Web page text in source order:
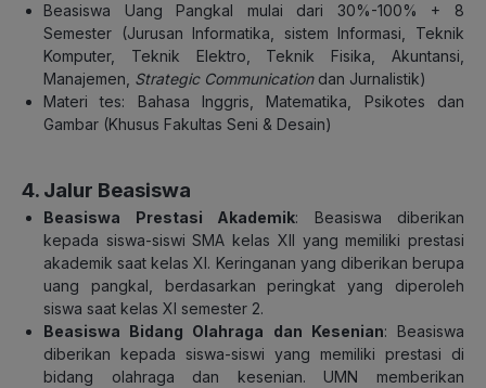
Beasiswa Uang Pangkal mulai dari 30%-100% + 8
Semester (Jurusan Informatika, sistem Informasi, Teknik
Komputer, Teknik Elektro, Teknik Fisika, Akuntansi,
Manajemen, Strategic Communicationdan Jurnalistik)
Materi tes: Bahasa Inggris, Matematika, Psikotes dan
Gambar (Khusus Fakultas Seni & Desain)
4. Jalur Beasiswa
Beasiswa Prestasi Akademik: Beasiswa diberikan
kepada siswa-siswi SMA kelas XII yang memiliki prestasi
akademik saat kelas XI. Keringanan yang diberikan berupa
uang pangkal, berdasarkan peringkat yang diperoleh
siswa saat kelas XI semester 2.
Beasiswa Bidang Olahraga dan Kesenian: Beasiswa
diberikan kepada siswa-siswi yang memiliki prestasi di
bidang olahraga dan kesenian. UMN memberikan